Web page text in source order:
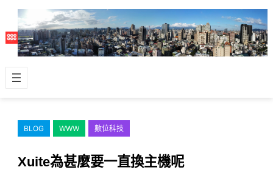
主
容
BLOG WWW 數位科技
Xuite為甚麼要一直換主機呢